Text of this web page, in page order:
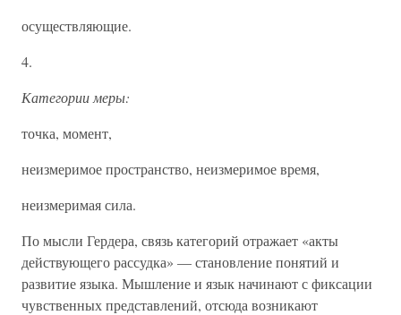
осуществляющие.
4.
Категории меры:
точка, момент,
неизмеримое пространство, неизмеримое время,
неизмеримая сила.
По мысли Гердера, связь категорий отражает «акты
действующего рассудка» — становление понятий и
развитие языка. Мышление и язык начинают с фиксации
чувственных представлений, отсюда возникают